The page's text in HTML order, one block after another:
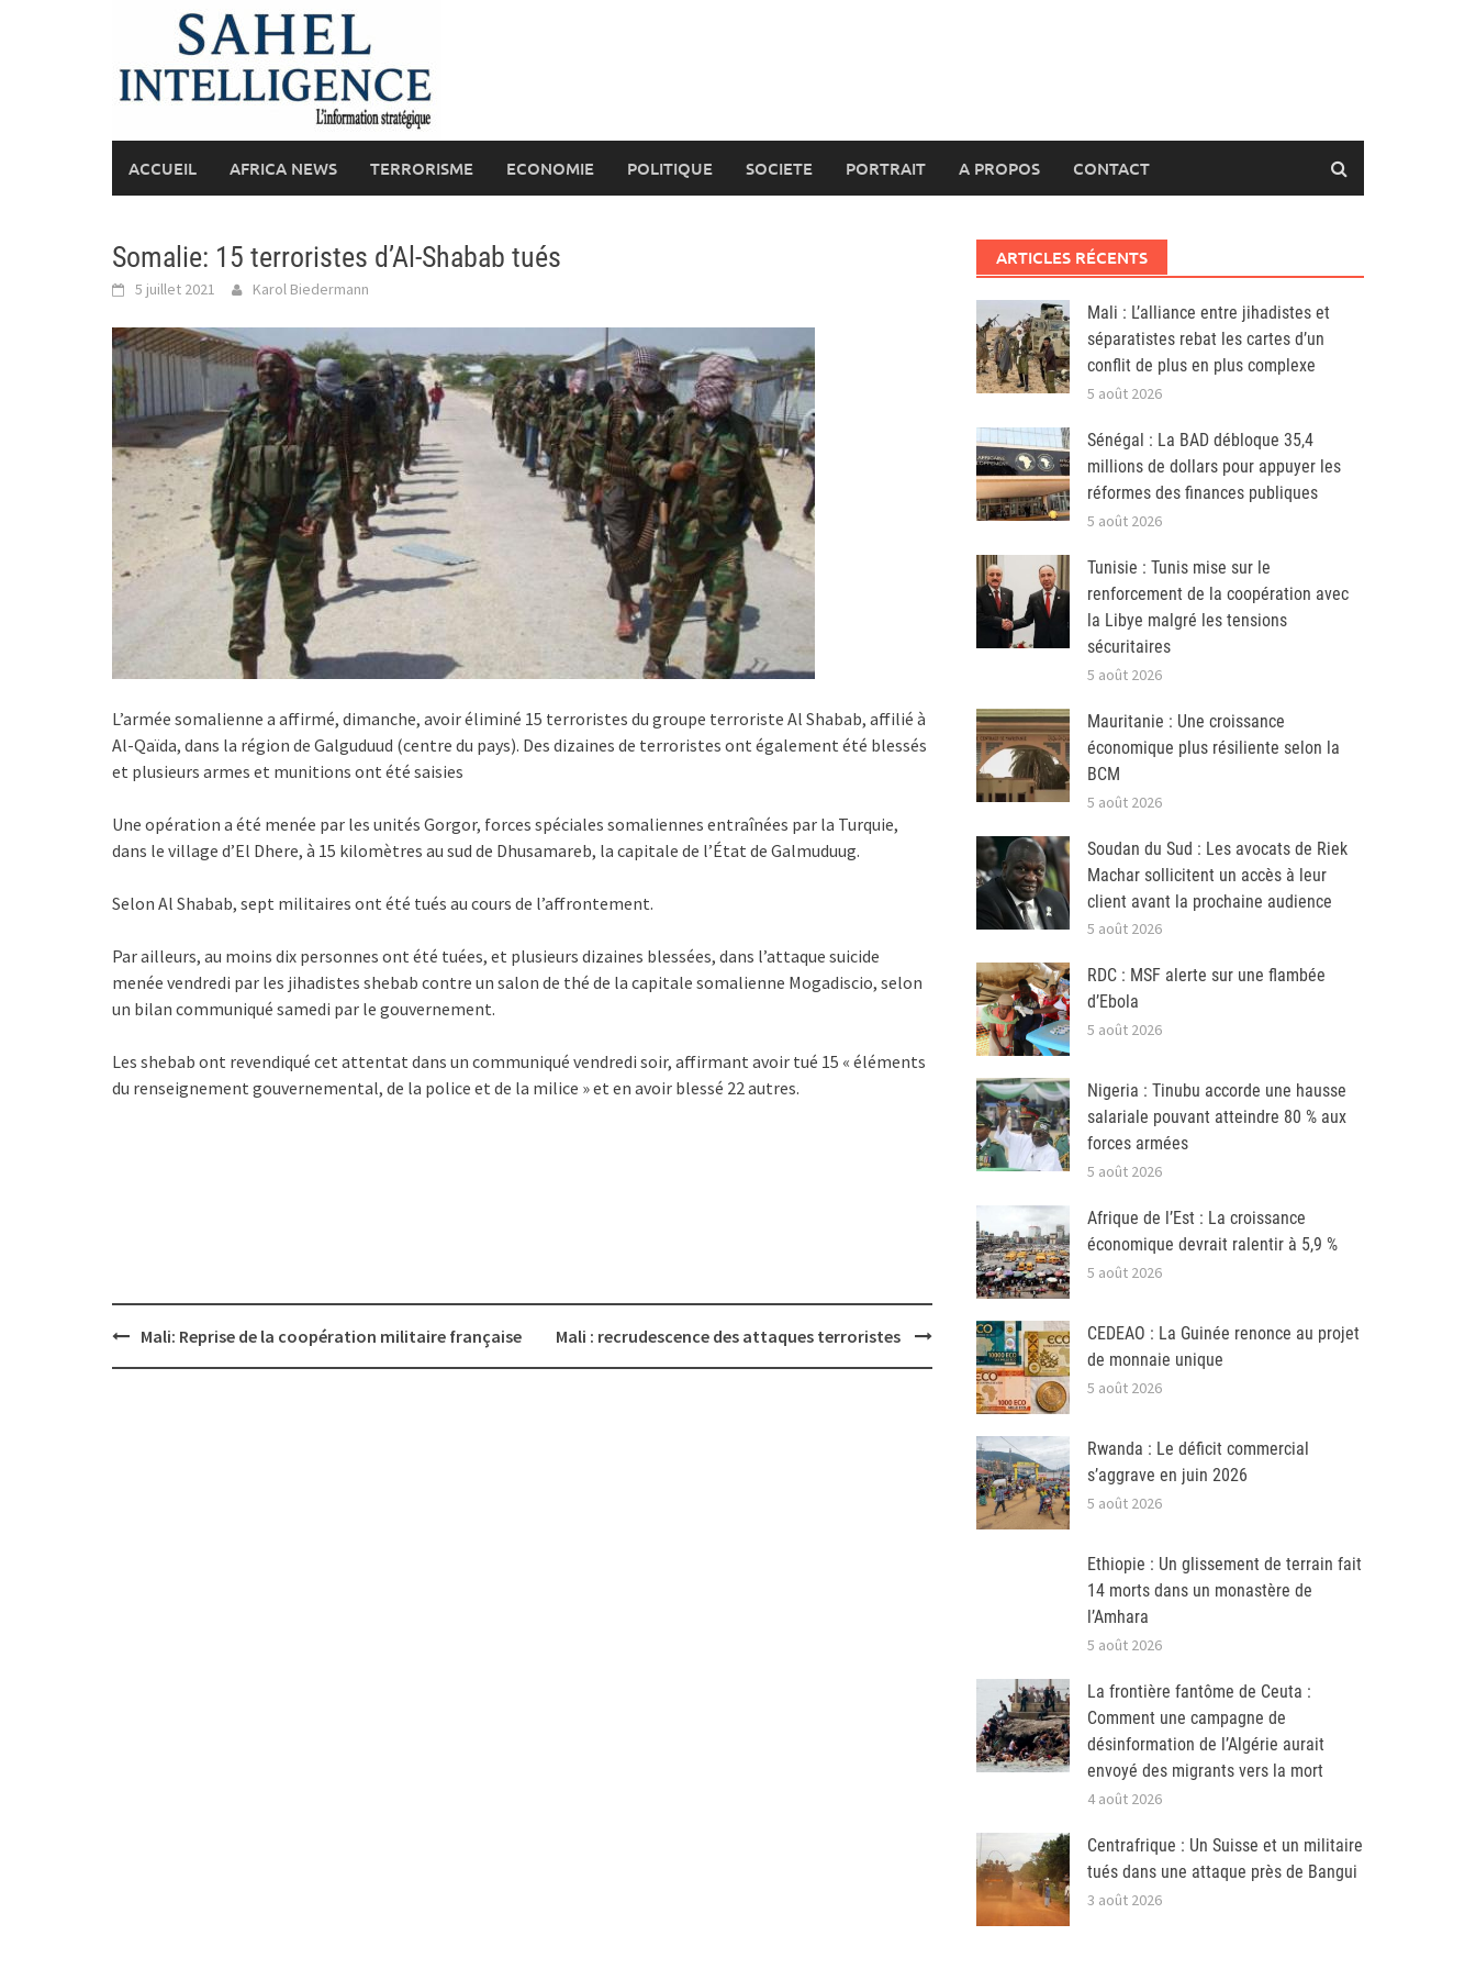
ACCUEIL AFRICA NEWS TERRORISME ECONOMIE POLITIQUE SOCIETE PORTRAIT A PROPOS CONTACT
Somalie: 15 terroristes d’Al-Shabab tués
5 juillet 2021 Karol Biedermann
L’armée somalienne a affirmé, dimanche, avoir éliminé 15 terroristes du groupe terroriste Al Shabab, affilié à
Al-Qaïda, dans la région de Galguduud (centre du pays). Des dizaines de terroristes ont également été blessés
et plusieurs armes et munitions ont été saisies
Une opération a été menée par les unités Gorgor, forces spéciales somaliennes entraînées par la Turquie,
dans le village d’El Dhere, à 15 kilomètres au sud de Dhusamareb, la capitale de l’État de Galmuduug.
Selon Al Shabab, sept militaires ont été tués au cours de l’affrontement.
Par ailleurs, au moins dix personnes ont été tuées, et plusieurs dizaines blessées, dans l’attaque suicide
menée vendredi par les jihadistes shebab contre un salon de thé de la capitale somalienne Mogadiscio, selon
un bilan communiqué samedi par le gouvernement.
Les shebab ont revendiqué cet attentat dans un communiqué vendredi soir, affirmant avoir tué 15 « éléments
du renseignement gouvernemental, de la police et de la milice » et en avoir blessé 22 autres.
PostMali: Reprise de la coopération militaire française Mali : recrudescence des attaques terroristes
ARTICLES RÉCENTS
Mali : L’alliance entre jihadistes et
séparatistes rebat les cartes d’un
conflit de plus en plus complexe
5 août 2026
Sénégal : La BAD débloque 35,4
millions de dollars pour appuyer les
réformes des finances publiques
5 août 2026
Tunisie : Tunis mise sur le
renforcement de la coopération avec
la Libye malgré les tensions
sécuritaires
5 août 2026
Mauritanie : Une croissance
économique plus résiliente selon la
BCM
5 août 2026
Soudan du Sud : Les avocats de Riek
Machar sollicitent un accès à leur
client avant la prochaine audience
5 août 2026
RDC : MSF alerte sur une flambée
d’Ebola
5 août 2026
Nigeria : Tinubu accorde une hausse
salariale pouvant atteindre 80 % aux
forces armées
5 août 2026
Afrique de l’Est : La croissance
économique devrait ralentir à 5,9 %
5 août 2026
CEDEAO : La Guinée renonce au projet
de monnaie unique
5 août 2026
Rwanda : Le déficit commercial
s’aggrave en juin 2026
5 août 2026
Ethiopie : Un glissement de terrain fait
14 morts dans un monastère de
l’Amhara
5 août 2026
La frontière fantôme de Ceuta :
Comment une campagne de
désinformation de l’Algérie aurait
envoyé des migrants vers la mort
4 août 2026
Centrafrique : Un Suisse et un militaire
tués dans une attaque près de Bangui
3 août 2026